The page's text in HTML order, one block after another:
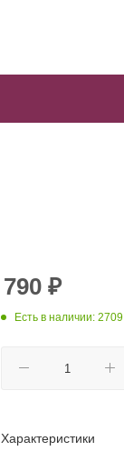
790 ₽
Есть в наличии: 2709
Характеристики